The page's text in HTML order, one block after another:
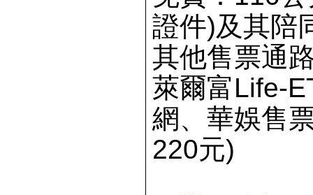
證件)及其陪
其他售票通
萊爾富Life-
網、華娛售
220元)